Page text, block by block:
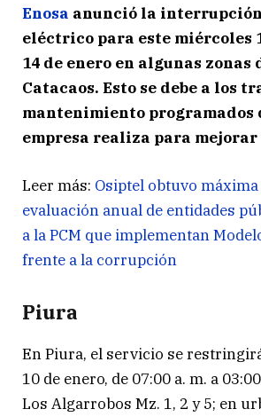
Enosa anunció la
eléctrico para este miércoles
14 de enero en algunas zonas
Catacaos. Esto se debe a los
mantenimiento programados
empresa realiza para
Leer más: Osiptel obtuvo
evaluación anual de entidades
a la PCM que implementan
frente a la corrupción
Piura
En Piura, el servicio se
10 de enero, de 07:00 a. m. a
Los Algarrobos Mz. 1, 2 y 5; en